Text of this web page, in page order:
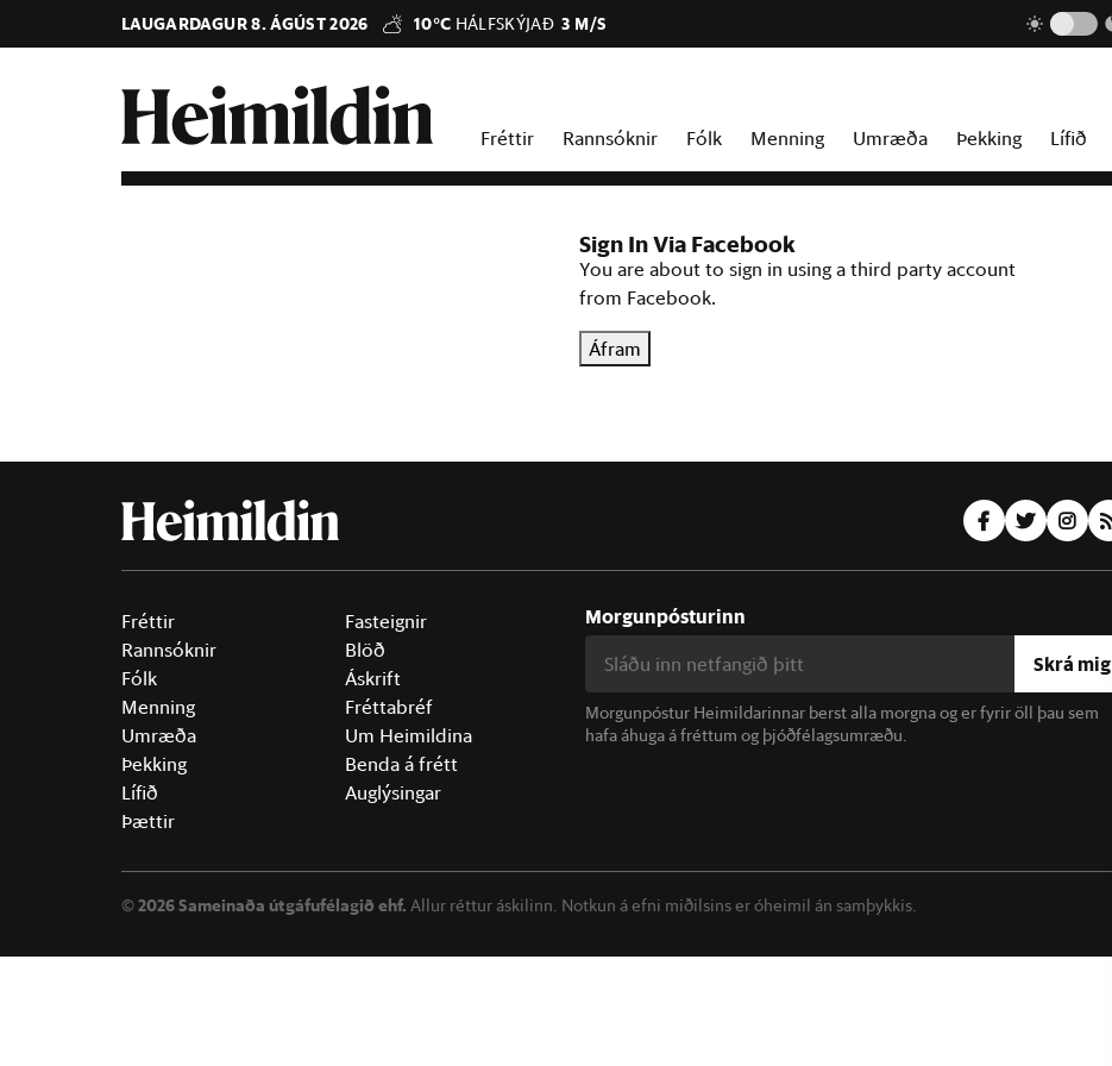
LAUGARDAGUR 8. ÁGÚST 2026 10°C HÁLFSKÝJAÐ 3 M/S
Fréttir Rannsóknir Fólk Menning Umræða Þekking Lífið
Sign In Via Facebook
You are about to sign in using a third party account
from Facebook.
Áfram
Fréttir
Rannsóknir
Fólk
Menning
Umræða
Þekking
Lífið
Þættir
Fasteignir
Blöð
Áskrift
Fréttabréf
Um Heimildina
Benda á frétt
Auglýsingar
Morgunpósturinn
Skrá mig
Morgunpóstur Heimildarinnar berst alla morgna og er fyrir öll þau sem
hafa áhuga á fréttum og þjóðfélagsumræðu.
©2026 Sameinaða útgáfufélagið ehf. Allur réttur áskilinn. Notkun á efni miðilsins er óheimil án samþykkis.